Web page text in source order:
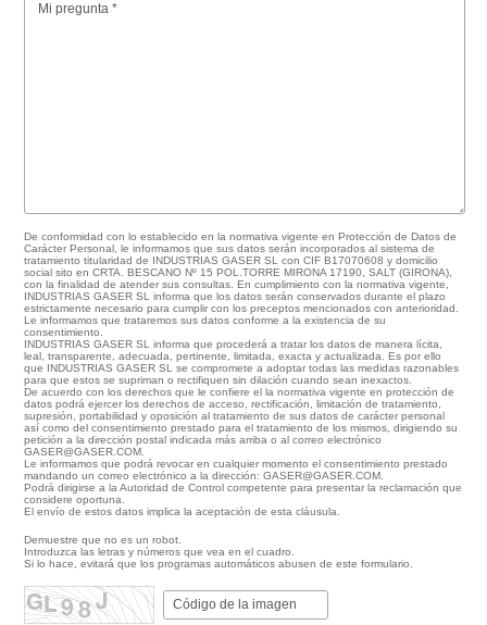
De conformidad con lo establecido en la normativa vigente en Protección de Datos de
Carácter Personal, le informamos que sus datos serán incorporados al sistema de
tratamiento titularidad de INDUSTRIAS GASER SL con CIF B17070608 y domicilio
social sito en CRTA. BESCANO Nº 15 POL.TORRE MIRONA 17190, SALT (GIRONA),
con la finalidad de atender sus consultas. En cumplimiento con la normativa vigente,
INDUSTRIAS GASER SL informa que los datos serán conservados durante el plazo
estrictamente necesario para cumplir con los preceptos mencionados con anterioridad.
Le informamos que trataremos sus datos conforme a la existencia de su
consentimiento.
INDUSTRIAS GASER SL informa que procederá a tratar los datos de manera lícita,
leal, transparente, adecuada, pertinente, limitada, exacta y actualizada. Es por ello
que INDUSTRIAS GASER SL se compromete a adoptar todas las medidas razonables
para que estos se supriman o rectifiquen sin dilación cuando sean inexactos.
De acuerdo con los derechos que le confiere el la normativa vigente en protección de
datos podrá ejercer los derechos de acceso, rectificación, limitación de tratamiento,
supresión, portabilidad y oposición al tratamiento de sus datos de carácter personal
así como del consentimiento prestado para el tratamiento de los mismos, dirigiendo su
petición a la dirección postal indicada más arriba o al correo electrónico
GASER@GASER.COM.
Le informamos que podrá revocar en cualquier momento el consentimiento prestado
mandando un correo electrónico a la dirección: GASER@GASER.COM.
Podrá dirigirse a la Autoridad de Control competente para presentar la reclamación que
considere oportuna.
El envío de estos datos implica la aceptación de esta cláusula.
Demuestre que no es un robot.
Introduzca las letras y números que vea en el cuadro.
Si lo hace, evitará que los programas automáticos abusen de este formulario.